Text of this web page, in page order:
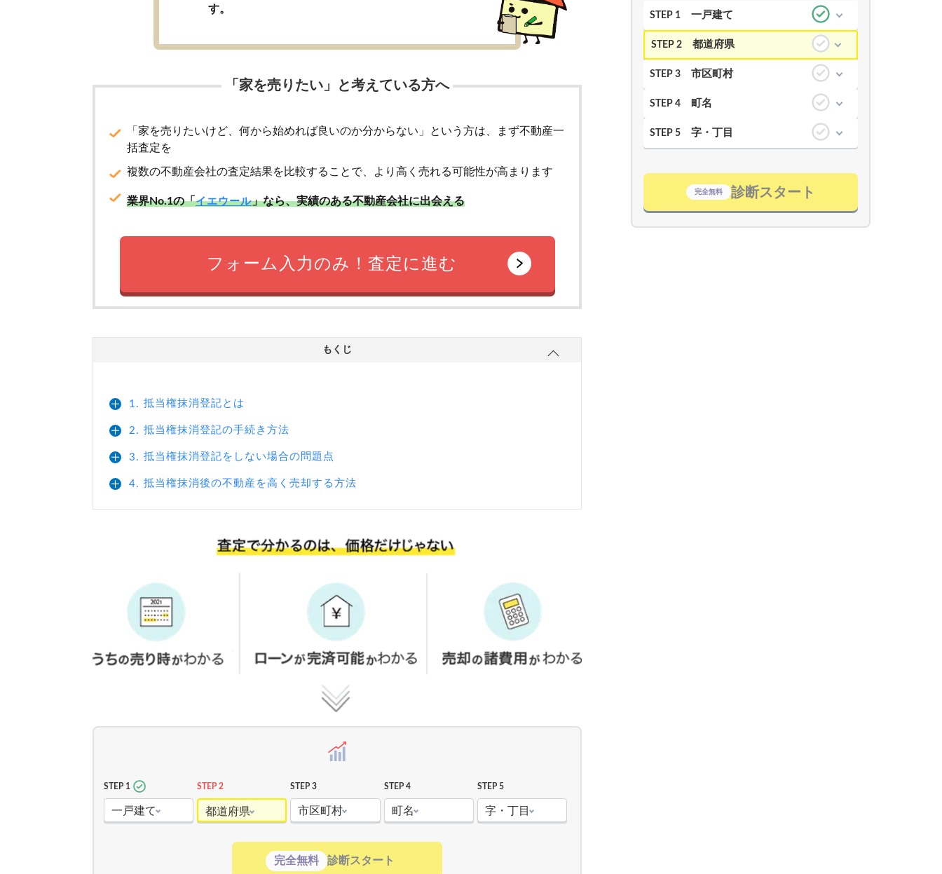
す。
「家を売りたい」と考えている方へ
「家を売りたいけど、何から始めれば良いのか分からない」という方は、まず不動産一
括査定を
複数の不動産会社の査定結果を比較することで、より高く売れる可能性が高まります
業界No.1の「イエウール」なら、実績のある不動産会社に出会える
フォーム入力のみ！査定に進む
もくじ
1. 抵当権抹消登記とは
2. 抵当権抹消登記の手続き方法
3. 抵当権抹消登記をしない場合の問題点
4. 抵当権抹消後の不動産を高く売却する方法
STEP 1
一戸建て
STEP 2
都道府県
STEP 3
市区町村
STEP 4
町名
STEP 5
字・丁目
完全無料 診断スタート
STEP 1 一戸建て
STEP 2 都道府県
STEP 3 市区町村
STEP 4 町名
STEP 5 字・丁目
完全無料 診断スタート